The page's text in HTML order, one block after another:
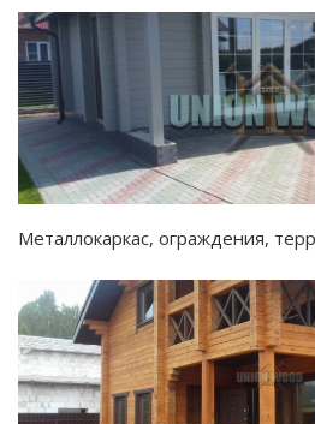
Металлокаркас, ограждения,